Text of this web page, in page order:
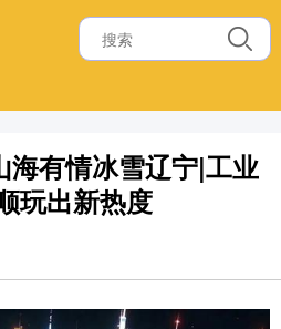
海有情冰雪辽宁|工业
玩出新热度